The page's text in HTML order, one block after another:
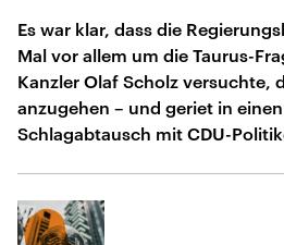
Es war klar, dass die
Mal vor allem um die Taurus-
Kanzler Olaf Scholz versuchte,
anzugehen – und geriet in
Schlagabtausch mit CDU-